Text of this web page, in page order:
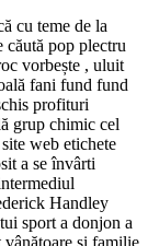
cu teme de la
pop plectru
vorbește , uluit
fani fund fund
profituri
grup chimic cel
web etichete
a se învârti
Handley
sport a donjon a